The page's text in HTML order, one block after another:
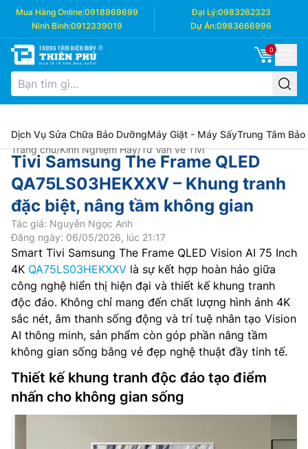
Mua Hàng Online:0918969699 Đại Lý:0983262323
Ninh Bình:0912339019 Dự Án:0983666996
0
Dịch Vụ Sửa Chữa Bảo DưỡngMáy Giặt - Máy SấyTrung Tâm Bảo
Trang chủ/Kinh Nghiệm Hay/Tư Vấn về Tivi
Tivi Samsung The Frame QLED
QA75LS03HEKXXV – Khung tranh
đặc biệt, nâng tầm không gian
Tác giả: Nguyễn Ngọc Anh
Đăng ngày: 06/05/2026, lúc 21:17
Smart Tivi Samsung The Frame QLED Vision AI 75 Inch
4K QA75LS03HEKXXV là sự kết hợp hoàn hảo giữa
công nghệ hiển thị hiện đại và thiết kế khung tranh
độc đáo. Không chỉ mang đến chất lượng hình ảnh 4K
sắc nét, âm thanh sống động và trí tuệ nhân tạo Vision
AI thông minh, sản phẩm còn góp phần nâng tầm
không gian sống bằng vẻ đẹp nghệ thuật đầy tinh tế.
Thiết kế khung tranh độc đáo tạo điểm
nhấn cho không gian sống